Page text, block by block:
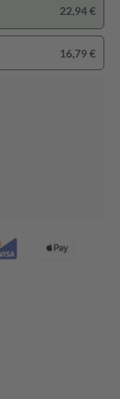
22,94 €
16,79 €